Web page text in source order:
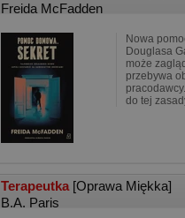
Freida McFadden
Nowa
Douglasa
może
przebywa
do tej
Terapeutka [Oprawa Miękka]
B.A. Paris